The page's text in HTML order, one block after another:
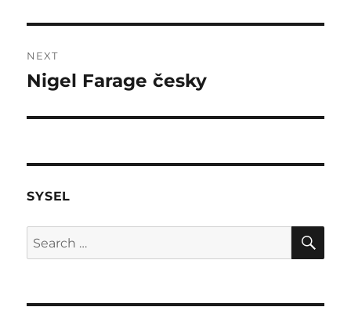
NEXT
Next
Nigel Farage česky
SYSEL
Search
for: